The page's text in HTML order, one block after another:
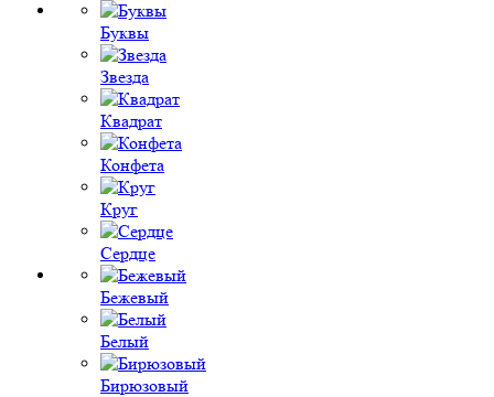
Буквы
Звезда
Квадрат
Конфета
Круг
Сердце
Бежевый
Белый
Бирюзовый